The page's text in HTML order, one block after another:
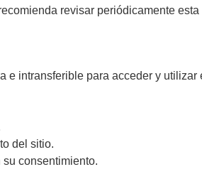
revisar periódicamente
e intransferible para acceder y utilizar
del sitio.
consentimiento.